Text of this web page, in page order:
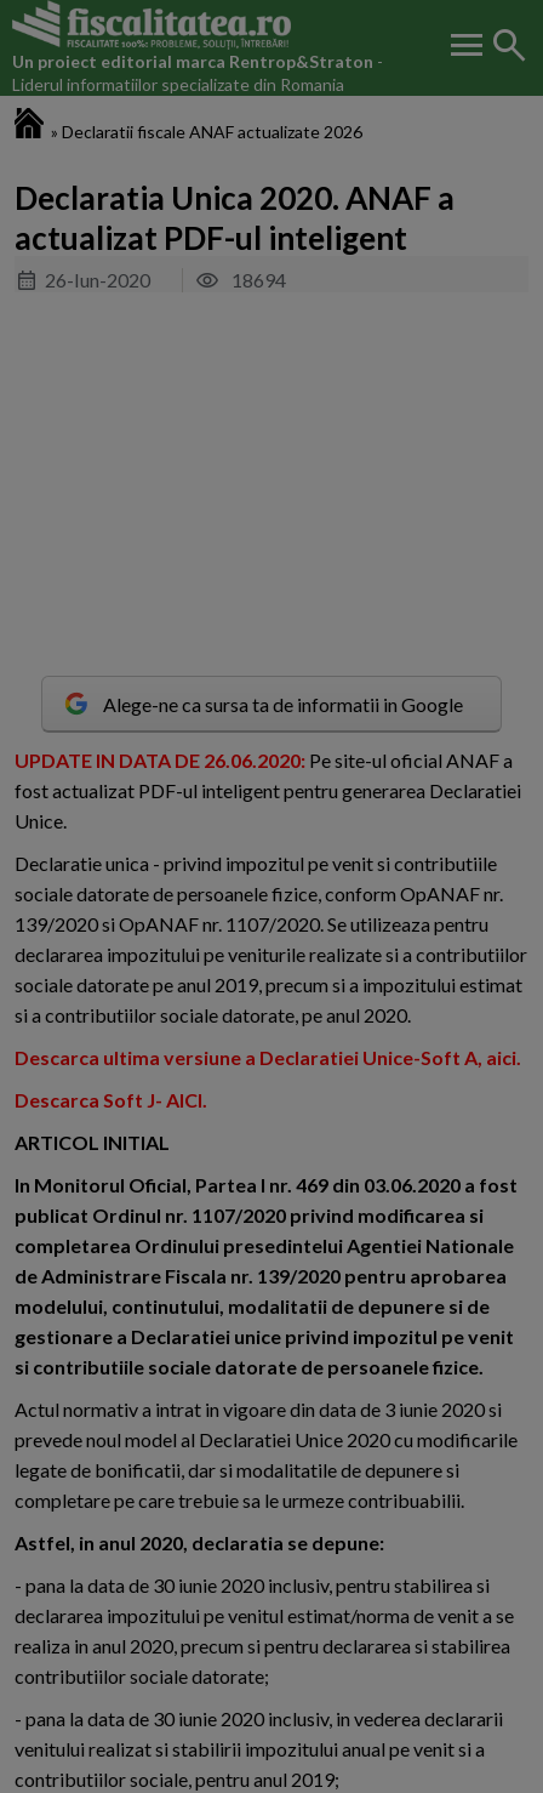
Un proiect editorial marca Rentrop&Straton -
Liderul informatiilor specializate din Romania
menu search
» Declaratii fiscale ANAF actualizate 2026
Declaratia Unica 2020. ANAF a
actualizat PDF-ul inteligent
26-Iun-2020 18694
Alege-ne ca sursa ta de informatii in Google
UPDATE IN DATA DE 26.06.2020: Pe site-ul oficial ANAF a
fost actualizat PDF-ul inteligent pentru generarea Declaratiei
Unice.
Declaratie unica - privind impozitul pe venit si contributiile
sociale datorate de persoanele fizice, conform OpANAF nr.
139/2020 si OpANAF nr. 1107/2020. Se utilizeaza pentru
declararea impozitului pe veniturile realizate si a contributiilor
sociale datorate pe anul 2019, precum si a impozitului estimat
si a contributiilor sociale datorate, pe anul 2020.
Descarca ultima versiune a Declaratiei Unice-Soft A, aici.
Descarca Soft J- AICI.
ARTICOL INITIAL
In Monitorul Oficial, Partea I nr. 469 din 03.06.2020 a fost
publicat Ordinul nr. 1107/2020 privind modificarea si
completarea Ordinului presedintelui Agentiei Nationale
de Administrare Fiscala nr. 139/2020 pentru aprobarea
modelului, continutului, modalitatii de depunere si de
gestionare a Declaratiei unice privind impozitul pe venit
si contributiile sociale datorate de persoanele fizice.
Actul normativ a intrat in vigoare din data de 3 iunie 2020 si
prevede noul model al Declaratiei Unice 2020 cu modificarile
legate de bonificatii, dar si modalitatile de depunere si
completare pe care trebuie sa le urmeze contribuabilii.
Astfel, in anul 2020, declaratia se depune:
- pana la data de 30 iunie 2020 inclusiv, pentru stabilirea si
declararea impozitului pe venitul estimat/norma de venit a se
realiza in anul 2020, precum si pentru declararea si stabilirea
contributiilor sociale datorate;
- pana la data de 30 iunie 2020 inclusiv, in vederea declararii
venitului realizat si stabilirii impozitului anual pe venit si a
contributiilor sociale, pentru anul 2019;